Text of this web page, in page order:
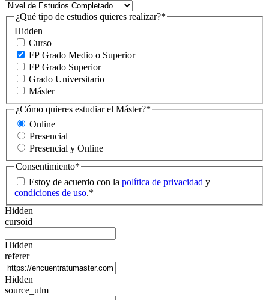
Hidden
¿Qué tipo de estudios quieres realizar?*
Curso
FP Grado Medio o Superior
FP Grado Superior
Grado Universitario
Máster
¿Cómo quieres estudiar el Máster?*
Online
Presencial
Presencial y Online
Consentimiento*
Estoy de acuerdo con la política de privacidad y
condiciones de uso.*
Hidden
cursoid
Hidden
referer
Hidden
source_utm